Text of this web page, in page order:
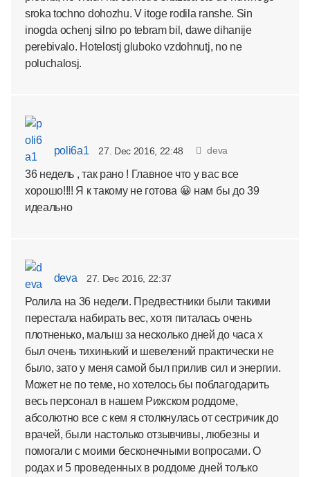
sroka tochno dohozhu. V itoge rodila ranshe. Sin
inogda ochenj silno po tebram bil, dawe dihanije
perebivalo. Hotelostj gluboko vzdohnutj, no ne
poluchalosj.
poli6a1 27. Dec 2016, 22:48 deva
36 недель , так рано ! Главное что у вас все
хорошо!!!! Я к такому не готова 😀 нам бы до 39
идеально
deva 27. Dec 2016, 22:37
Ролила на 36 недели. Предвестники были такими
перестала набирать вес, хотя питалась очень
плотненько, малыш за несколько дней до часа х
был очень тихинький и шевелений практически не
было, зато у меня самой был прилив сил и энергии.
Может не по теме, но хотелось бы поблагодарить
весь персонал в нашем Рижском роддоме,
абсолютно все с кем я столкнулась от сестричик до
врачей, были настолько отзывчивы, любезны и
помогали с моими бесконечными вопросами. О
родах и 5 проведенных в роддоме дней только